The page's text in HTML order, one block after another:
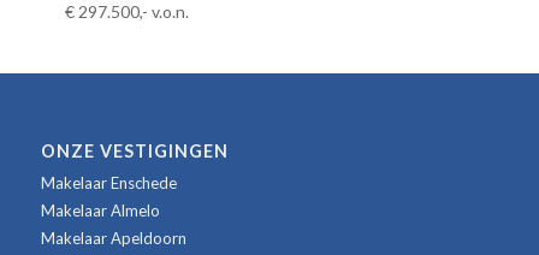
€ 297.500,- v.o.n.
ONZE VESTIGINGEN
Makelaar Enschede
Makelaar Almelo
Makelaar Apeldoorn